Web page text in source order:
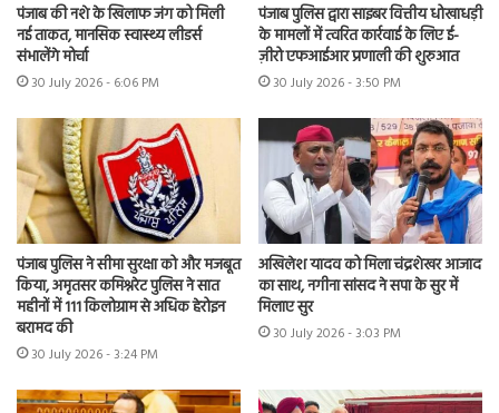
पंजाब की नशे के खिलाफ जंग को मिली
नई ताकत, मानसिक स्वास्थ्य लीडर्स
संभालेंगे मोर्चा
30 July 2026 - 6:06 PM
पंजाब पुलिस द्वारा साइबर वित्तीय धोखाधड़ी
के मामलों में त्वरित कार्रवाई के लिए ई-
ज़ीरो एफआईआर प्रणाली की शुरुआत
30 July 2026 - 3:50 PM
पंजाब पुलिस ने सीमा सुरक्षा को और मजबूत
किया, अमृतसर कमिश्नरेट पुलिस ने सात
महीनों में 111 किलोग्राम से अधिक हेरोइन
बरामद की
30 July 2026 - 3:24 PM
अखिलेश यादव को मिला चंद्रशेखर आजाद
का साथ, नगीना सांसद ने सपा के सुर में
मिलाए सुर
30 July 2026 - 3:03 PM